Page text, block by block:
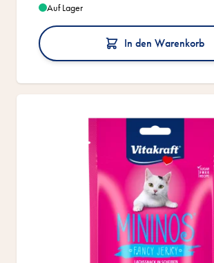
Auf Lager
In den Warenkorb